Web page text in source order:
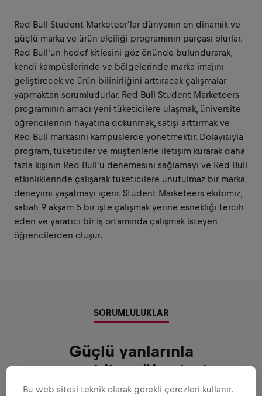
Red Bull Student Marketeer'lar dünyanın en dinamik ve
güçlü marka ve ürün elçiliği programının parçası olurlar.
Red Bull'un hedef kitlesini göz önünde bulundurarak,
kendi kampüslerinde ve bölgelerinde marka imajını
geliştirecek ve ürün bilinirliğini arttıracak çalışmalar
yapmaktan sorumludurlar. Red Bull Student Marketeers
programının amacı yeni tüketicilere ulaşmak, üniversite
öğrencilerinin hayatına dokunmak, satışı arttırmak ve
Red Bull markasını kampüslerde yönetmektir. Dolayısıyla
program, tüketiciler ve müşterilerle iletişim kurarak daha
fazla kişinin Red Bull'u denemesini sağlamayı ve Red Bull
etkinliklerinde çalışarak tüketicilere unutulmaz bir marka
deneyimi yaşatmayı içerir. Student Marketeers ekibimiz,
sabah 9 akşam 5 bir işte çalışmak yerine esnekliği tercih
eden ve yaratıcı bir iş ortamında çalışmak isteyen
öğrencilerden oluşur.
SORUMLULUKLAR
Güçlü yanlarınla
oynayabileceğin alanlar
Sana güvenebileceğimiz tüm sorumluluklar
Bu web sitesi teknik olarak gerekli çerezleri kullanır.